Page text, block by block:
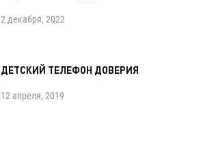
2 декабря, 2022
ДЕТСКИЙ ТЕЛЕФОН ДОВЕРИЯ
12 апреля, 2019